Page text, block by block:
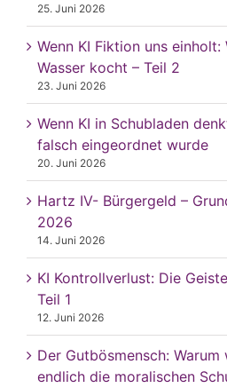
25. Juni 2026
Wenn KI Fiktion uns einholt:
Wasser kocht – Teil 2
23. Juni 2026
Wenn KI in Schubladen
falsch eingeordnet wurde
20. Juni 2026
Hartz IV- Bürgergeld –
2026
14. Juni 2026
KI Kontrollverlust: Die
Teil 1
12. Juni 2026
Der Gutbösmensch:
endlich die moralischen